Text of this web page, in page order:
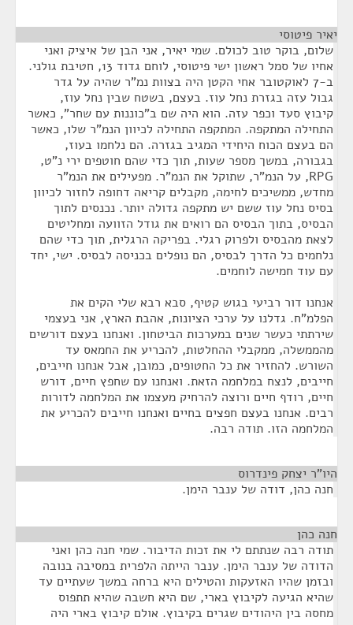
יאיר פיטוסי
שלום, בוקר טוב לכולם. שמי יאיר, אני הבן של איציק ואני
אחיו של סמל ראשון ישי פיטוסי, לוחם גדוד 13, חטיבת גולני.
ב-7 לאוקטובר אחי הקטן היה בצוות נמ"ר שהיה על גדר
גבול עזה בגזרת נחל עוז. בעצם, בשטח שבין נחל עוז,
קיבוץ סעד וכפר עזה. הוא היה שם ב"כוננות עם שחר", כאשר
התחילה המתקפה. המתקפה התחילה לכיוון הנמ"ר שלו, כאשר
הם בעצם הכוח היחידי המגיב בגזרה. הם נלחמו בעוז,
בגבורה, במשך מספר שעות, תוך כדי שהם חוטפים ירי נ"ט,
RPG, על הנמ"ר, שתוקל את הנמ"ר. מפעילים את הנמ"ר
מחדש, ממשיכים לחימה, מקבלים קריאה דחופה לחזור לכיוון
בסיס נחל עוז ששם יש מתקפה גדולה יותר. נכנסים לתוך
הבסיס, בתוך הבסיס הם רואים את גודל הזוועה ומחליטים
לצאת מהבסיס ולפרוק רגלי. בפריקה הרגלית, תוך כדי שהם
נלחמים כל הדרך לבסיס, הם נופלים בכניסה לבסיס. ישי, יחד
עם עוד חמישה לוחמים.
אנחנו דור רביעי בגוש קטיף, סבא רבא שלי הקים את
הפלמ"ח. גדלנו על ערכי הציונות, אהבת הארץ, אני בעצמי
שירתתי כעשר שנים במערכות הביטחון. ואנחנו בעצם דורשים
מהממשלה, ממקבלי ההחלטות, להכריע את החמאס עד
השורש. להחזיר את כל החטופים, כמובן, אבל אנחנו חייבים,
חייבים, לנצח במלחמה הזאת. ואנחנו עם שחפץ חיים, דורש
חיים, רודף חיים ורוצה להרחיק מעצמו את המלחמה לדורות
רבים. אנחנו בעצם חפצים בחיים ואנחנו חייבים להכריע את
המלחמה הזו. תודה רבה.
היו"ר יצחק פינדרוס
חנה כהן, דודה של ענבר הימן.
חנה כהן
תודה רבה שנתתם לי את זכות הדיבור. שמי חנה כהן ואני
הדודה של ענבר הימן. ענבר הייתה הלפרית במסיבה בנובה
ובזמן שהיו האזעקות והטילים היא ברחה במשך שעתיים עד
שהיא הגיעה לקיבוץ בארי, שם היא חשבה שהיא תתפוס
מחסה בין היהודים שגרים בקיבוץ. אולם קיבוץ בארי היה